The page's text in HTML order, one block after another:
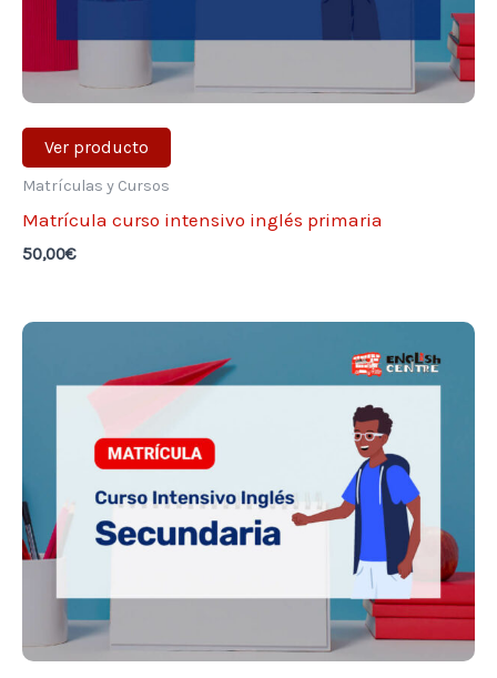
Ver producto
Matrículas y Cursos
Matrícula curso intensivo inglés primaria
50,00€